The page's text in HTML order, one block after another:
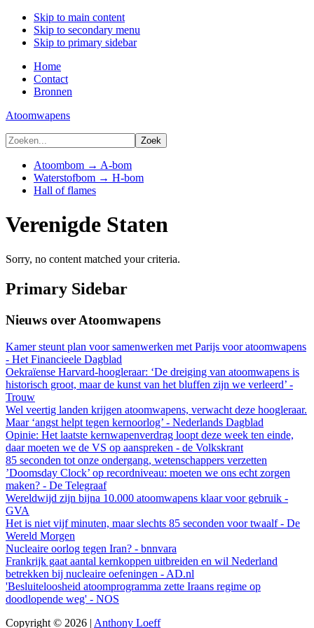
Skip to main content
Skip to secondary menu
Skip to primary sidebar
Home
Contact
Bronnen
Atoomwapens
Atoombom → A-bom
Waterstofbom → H-bom
Hall of flames
Verenigde Staten
Sorry, no content matched your criteria.
Primary Sidebar
Nieuws over Atoomwapens
Kamer steunt plan voor samenwerken met Parijs voor atoomwapens
- Het Financieele Dagblad
Oekraïense Harvard-hoogleraar: ‘De dreiging van atoomwapens is
historisch groot, maar de kunst van het bluffen zijn we verleerd’ -
Trouw
Wel veertig landen krijgen atoomwapens, verwacht deze hoogleraar.
Maar ‘angst helpt tegen kernoorlog’ - Nederlands Dagblad
Opinie: Het laatste kernwapenverdrag loopt deze week ten einde,
daar moeten we de VS op aanspreken - de Volkskrant
85 seconden tot onze ondergang, wetenschappers verzetten
’Doomsday Clock’ op recordniveau: moeten we ons echt zorgen
maken? - De Telegraaf
Wereldwijd zijn bijna 10.000 atoomwapens klaar voor gebruik -
GVA
Het is niet vijf minuten, maar slechts 85 seconden voor twaalf - De
Wereld Morgen
Nucleaire oorlog tegen Iran? - bnnvara
Frankrijk gaat aantal kernkoppen uitbreiden en wil Nederland
betrekken bij nucleaire oefeningen - AD.nl
'Besluiteloosheid atoomprogramma zette Iraans regime op
doodlopende weg' - NOS
Copyright © 2026 | Anthony Loeff